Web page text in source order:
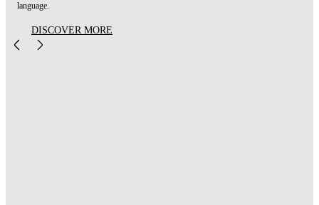
language.
DISCOVER MORE